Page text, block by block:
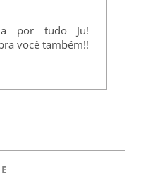
por tudo Ju!
você também!!